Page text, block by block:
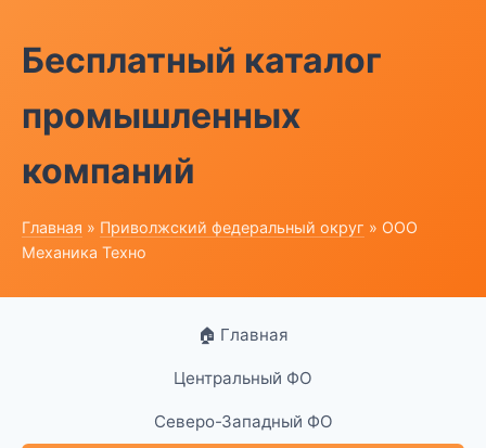
Бесплатный каталог
промышленных
компаний
Главная » Приволжский федеральный округ » ООО
Механика Техно
🏠 Главная
Центральный ФО
Северо-Западный ФО